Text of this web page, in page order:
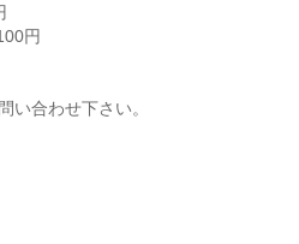
円
い合わせ下さい。